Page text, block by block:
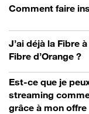
Comment faire
J’ai déjà la Fibre
Fibre d’Orange ?
Est-ce que je
streaming
grâce à mon